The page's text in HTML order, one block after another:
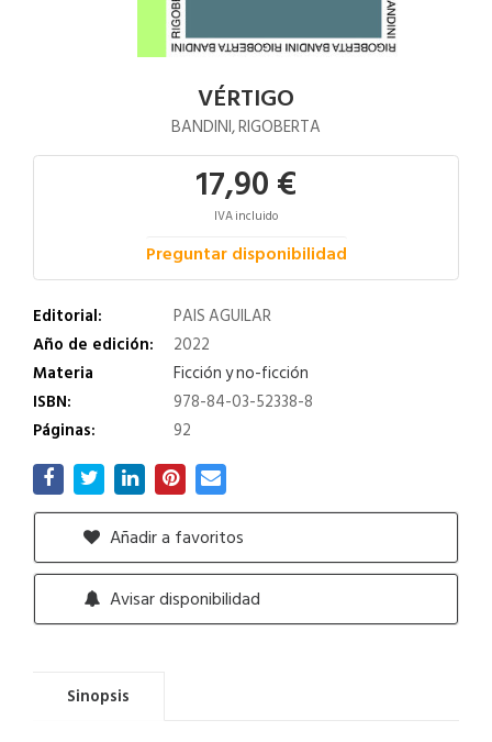
VÉRTIGO
BANDINI, RIGOBERTA
17,90 €
IVA incluido
Preguntar disponibilidad
Editorial:
PAIS AGUILAR
Año de edición:
2022
Materia
Ficción y no-ficción
ISBN:
978-84-03-52338-8
Páginas:
92
Añadir a favoritos
Avisar disponibilidad
Sinopsis